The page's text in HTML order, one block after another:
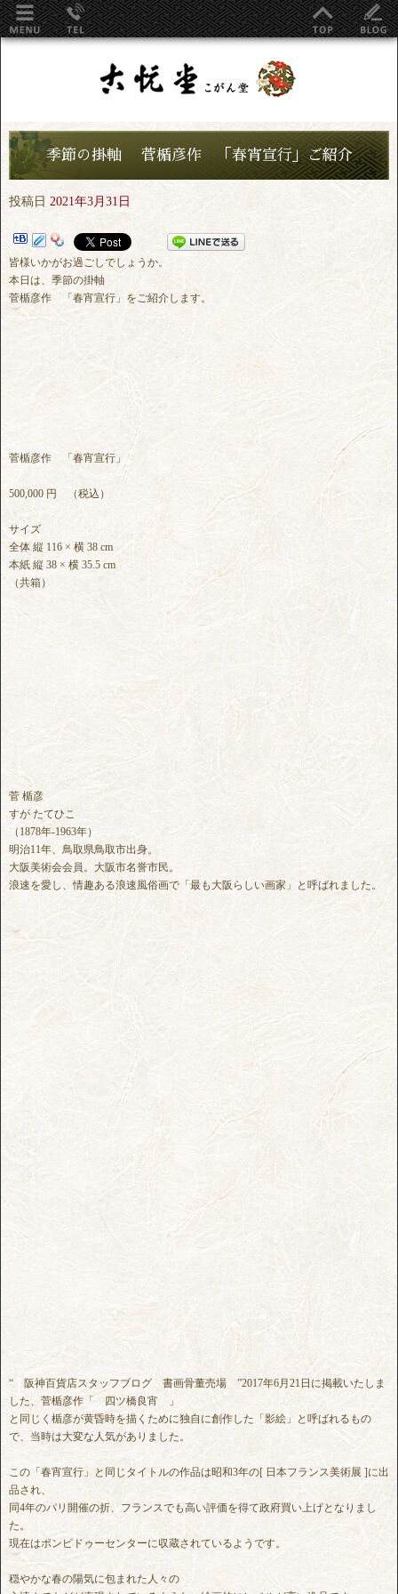
季節の掛軸 菅楯彦作 「春宵宣行」ご紹介
投稿日 2021年3月31日
皆様いかがお過ごしでしょうか。
本日は、季節の掛軸
菅楯彦作 「春宵宣行」をご紹介します。
菅楯彦作 「春宵宣行」
500,000 円 （税込）
サイズ
全体 縦 116 × 横 38 cm
本紙 縦 38 × 横 35.5 cm
（共箱）
菅 楯彦
すが たてひこ
（1878年-1963年）
明治11年、鳥取県鳥取市出身。
大阪美術会会員。大阪市名誉市民。
浪速を愛し、情趣ある浪速風俗画で「最も大阪らしい画家」と呼ばれました。
“ 阪神百貨店スタッフブログ 書画骨董売場 ”2017年6月21日に掲載いたしま
した、菅楯彦作「 四ツ橋良宵 」
と同じく楯彦が黄昏時を描くために独自に創作した「影絵」と呼ばれるもの
で、当時は大変な人気がありました。
この「春宵宣行」と同じタイトルの作品は昭和3年の[ 日本フランス美術展 ]に出
品され、
同4年のパリ開催の折、フランスでも高い評価を得て政府買い上げとなりまし
た。
現在はポンピドゥーセンターに収蔵されているようです。
穏やかな春の陽気に包まれた人々の